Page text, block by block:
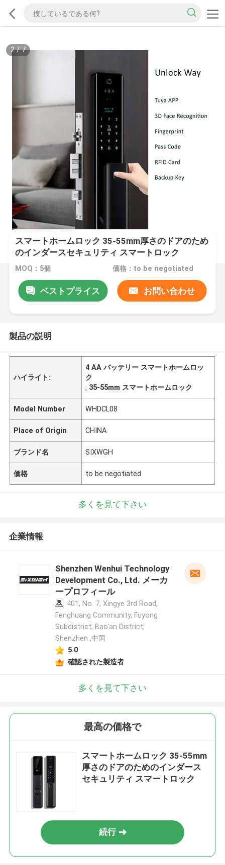
2/7
スマートホームロック 35-55mm厚さのドアのため
のインダースセキュリティ スマートロック
MOQ：5個 価格：to be negotiated
ベストプライス お問い合わせ
製品の説明
ハイライト:
4 AA バッテリー スマートホームロッ
ク
, 35-55mm スマートホームロック
Model Number WHDCL08
Place of Origin CHINA
ブランド名 SIXWGH
価格 to be negotiated
多くを見て下さい
企業情報
Shenzhen Wenhui Technology
Development Co., Ltd. メーカ
ープロフィール
401, No. 7, Xingye 3rd Road,
Fenghuang Community, Fuyong
Subdistrict, Bao'an District,
Shenzhen ,中国
5.0
確認された製造者
多くを見て下さい
最高の価格で
スマートホームロック 35-55mm
厚さのドアのためのインダース
セキュリティ スマートロック
続行